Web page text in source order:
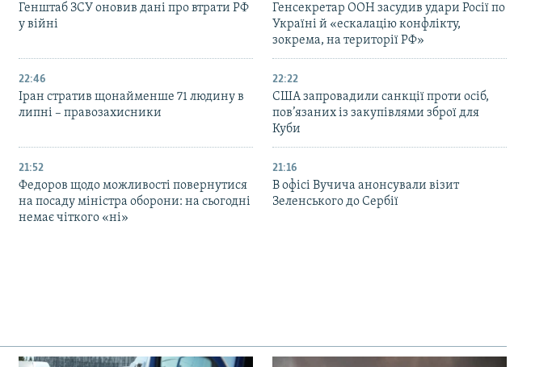
Генштаб ЗСУ оновив дані про втрати РФ
у війні
Генсекретар ООН засудив удари Росії по
Україні й «ескалацію конфлікту,
зокрема, на території РФ»
22:46
Іран стратив щонайменше 71 людину в
липні – правозахисники
22:22
США запровадили санкції проти осіб,
пов’язаних із закупівлями зброї для
Куби
21:52
Федоров щодо можливості повернутися
на посаду міністра оборони: на сьогодні
немає чіткого «ні»
21:16
В офісі Вучича анонсували візит
Зеленського до Сербії